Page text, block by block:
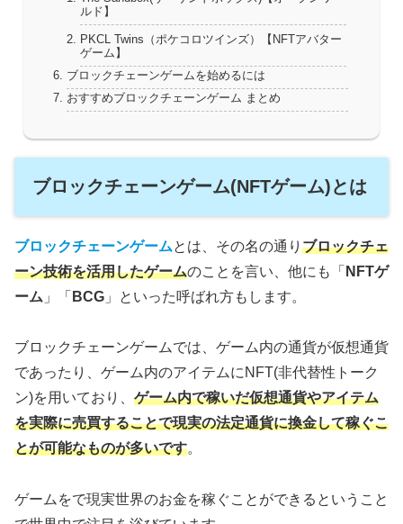
ルド】
PKCL Twins（ポケコロツインズ）【NFTアバター
ゲーム】
ブロックチェーンゲームを始めるには
おすすめブロックチェーンゲーム まとめ
ブロックチェーンゲーム(NFTゲーム)とは
ブロックチェーンゲームとは、その名の通り ブロックチェ
ーン技術を活用したゲームのことを言い、他にも「 NFTゲ
ーム 」「 BCG 」といった呼ばれ方もします。
ブロックチェーンゲームでは、ゲーム内の通貨が仮想通貨
であったり、ゲーム内のアイテムにNFT(非代替性トーク
ン)を用いており、 ゲーム内で稼いだ仮想通貨やアイテム
を実際に売買することで現実の法定通貨に換金して稼ぐこ
とが可能なものが多いです。
ゲームをで現実世界のお金を稼ぐことができるということ